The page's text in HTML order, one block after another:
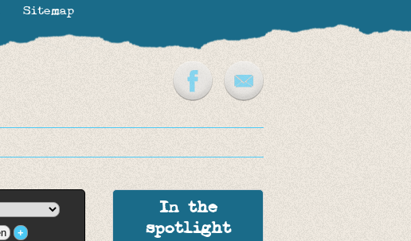
In the
spotlight
Sitemap